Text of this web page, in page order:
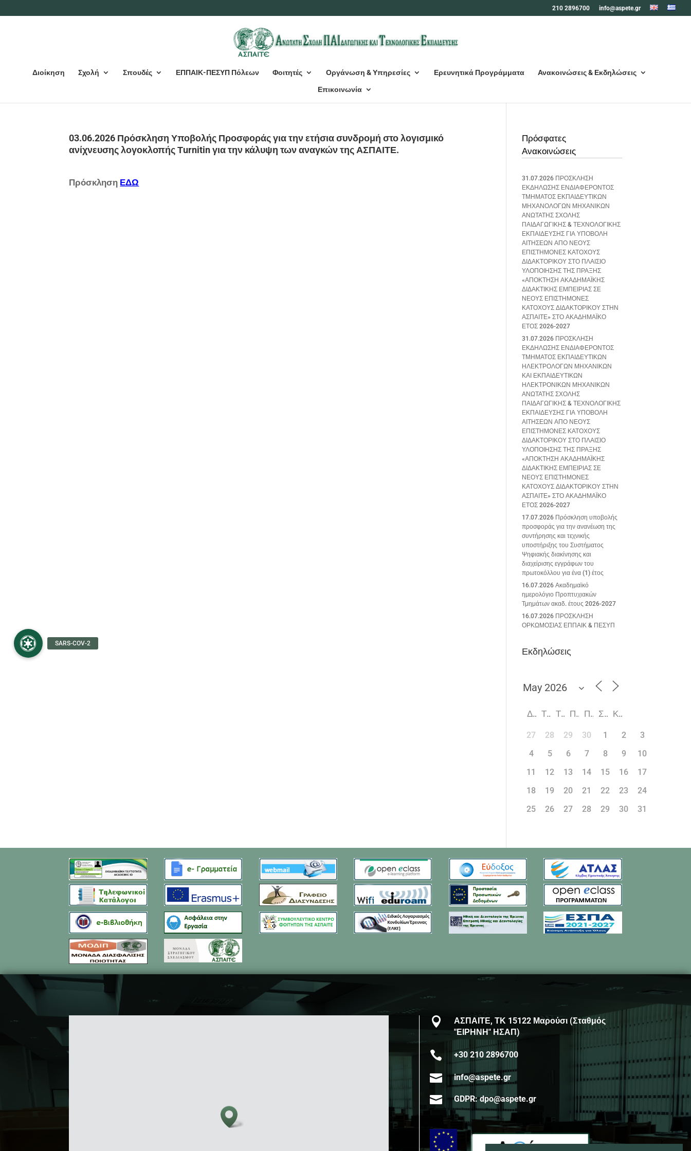
210 2896700 info@aspete.gr
Διοίκηση Σχολή Σπουδές ΕΠΠΑΙΚ-ΠΕΣΥΠ Πόλεων Φοιτητές Οργάνωση & Υπηρεσίες Ερευνητικά Προγράμματα Ανακοινώσεις & Εκδηλώσεις
Επικοινωνία
03.06.2026 Πρόσκληση Υποβολής Προσφοράς για την ετήσια συνδρομή στο λογισμικό
ανίχνευσης λογοκλοπής Τurnitin για την κάλυψη των αναγκών της ΑΣΠΑΙΤΕ.
Πρόσκληση ΕΔΩ
Πρόσφατες
Ανακοινώσεις
31.07.2026 ΠΡΟΣΚΛΗΣΗ
ΕΚΔΗΛΩΣΗΣ ΕΝΔΙΑΦΕΡΟΝΤΟΣ
ΤΜΗΜΑΤΟΣ ΕΚΠΑΙΔΕΥΤΙΚΩΝ
ΜΗΧΑΝΟΛΟΓΩΝ ΜΗΧΑΝΙΚΩΝ
ΑΝΩΤΑΤΗΣ ΣΧΟΛΗΣ
ΠΑΙΔΑΓΩΓΙΚΗΣ & ΤΕΧΝΟΛΟΓΙΚΗΣ
ΕΚΠΑΙΔΕΥΣΗΣ ΓΙΑ ΥΠΟΒΟΛΗ
ΑΙΤΗΣΕΩΝ ΑΠΟ ΝΕΟΥΣ
ΕΠΙΣΤΗΜΟΝΕΣ ΚΑΤΟΧΟΥΣ
ΔΙΔΑΚΤΟΡΙΚΟΥ ΣΤΟ ΠΛΑΙΣΙΟ
ΥΛΟΠΟΙΗΣΗΣ ΤΗΣ ΠΡΑΞΗΣ
«ΑΠΟΚΤΗΣΗ ΑΚΑΔΗΜΑΪΚΗΣ
ΔΙΔΑΚΤΙΚΗΣ ΕΜΠΕΙΡΙΑΣ ΣΕ
ΝΕΟΥΣ ΕΠΙΣΤΗΜΟΝΕΣ
ΚΑΤΟΧΟΥΣ ΔΙΔΑΚΤΟΡΙΚΟΥ ΣΤΗΝ
ΑΣΠΑΙΤΕ» ΣΤΟ ΑΚΑΔΗΜΑΪΚΟ
ΕΤΟΣ 2026-2027
31.07.2026 ΠΡΟΣΚΛΗΣΗ
ΕΚΔΗΛΩΣΗΣ ΕΝΔΙΑΦΕΡΟΝΤΟΣ
ΤΜΗΜΑΤΟΣ ΕΚΠΑΙΔΕΥΤΙΚΩΝ
ΗΛΕΚΤΡΟΛΟΓΩΝ ΜΗΧΑΝΙΚΩΝ
ΚΑΙ ΕΚΠΑΙΔΕΥΤΙΚΩΝ
ΗΛΕΚΤΡΟΝΙΚΩΝ ΜΗΧΑΝΙΚΩΝ
ΑΝΩΤΑΤΗΣ ΣΧΟΛΗΣ
ΠΑΙΔΑΓΩΓΙΚΗΣ & ΤΕΧΝΟΛΟΓΙΚΗΣ
ΕΚΠΑΙΔΕΥΣΗΣ ΓΙΑ ΥΠΟΒΟΛΗ
ΑΙΤΗΣΕΩΝ ΑΠΟ ΝΕΟΥΣ
ΕΠΙΣΤΗΜΟΝΕΣ ΚΑΤΟΧΟΥΣ
ΔΙΔΑΚΤΟΡΙΚΟΥ ΣΤΟ ΠΛΑΙΣΙΟ
ΥΛΟΠΟΙΗΣΗΣ ΤΗΣ ΠΡΑΞΗΣ
«ΑΠΟΚΤΗΣΗ ΑΚΑΔΗΜΑΪΚΗΣ
ΔΙΔΑΚΤΙΚΗΣ ΕΜΠΕΙΡΙΑΣ ΣΕ
ΝΕΟΥΣ ΕΠΙΣΤΗΜΟΝΕΣ
ΚΑΤΟΧΟΥΣ ΔΙΔΑΚΤΟΡΙΚΟΥ ΣΤΗΝ
ΑΣΠΑΙΤΕ» ΣΤΟ ΑΚΑΔΗΜΑΪΚΟ
ΕΤΟΣ 2026-2027
17.07.2026 Πρόσκληση υποβολής
προσφοράς για την ανανέωση της
συντήρησης και τεχνικής
υποστήριξης του Συστήματος
Ψηφιακής διακίνησης και
διαχείρισης εγγράφων του
πρωτοκόλλου για ένα (1) έτος
16.07.2026 Ακαδημαϊκό
ημερολόγιο Προπτυχιακών
Τμημάτων ακαδ. έτους 2026-2027
16.07.2026 ΠΡΟΣΚΛΗΣΗ
ΟΡΚΩΜΟΣΙΑΣ ΕΠΠΑΙΚ & ΠΕΣΥΠ
Εκδηλώσεις
Δ Τ Τ Π Π Σ Κ
27 28 29 30 1 2
3
4
5 6 7 8 9
10
11
12 13 14 15 16
17
18
19 20 21 22 23
24
25
26 27 28 29 30 31

ΑΣΠΑΙΤΕ, ΤΚ 15122 Μαρούσι (Σταθμός
"ΕΙΡΗΝΗ" ΗΣΑΠ)
 +30 210 2896700
 info@aspete.gr
 GDPR: dpo@aspete.gr